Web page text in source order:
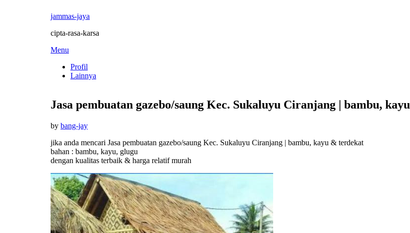
jammas-jaya
cipta-rasa-karsa
Skip
content
Menu
Profil
Lainnya
Jasa pembuatan gazebo/saung Kec. Sukaluyu Ciranjang | bambu, kayu
by bang-jayPosted
jika anda mencari Jasa pembuatan gazebo/saung Kec. Sukaluyu Ciranjang | bambu, kayu & terdekat
bahan : bambu, kayu, glugu
dengan kualitas terbaik & harga relatif murah